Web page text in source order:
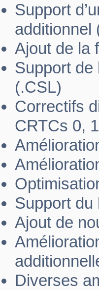
Support
additionnel
Ajout de la
Support de
(.CSL)
Correctifs
CRTCs 0,
Support du
Ajout de
Diverses